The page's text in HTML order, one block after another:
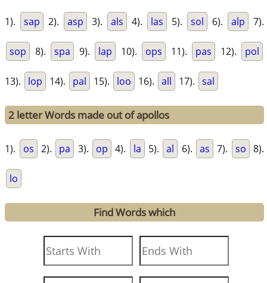
1). sap 2). asp 3). als 4). las 5). sol 6). alp 7).
sop 8). spa 9). lap 10). ops 11). pas 12). pol
13). lop 14). pal 15). loo 16). all 17). sal
2 letter Words made out of apollos
1). os 2). pa 3). op 4). la 5). al 6). as 7). so 8).
lo
Find Words which